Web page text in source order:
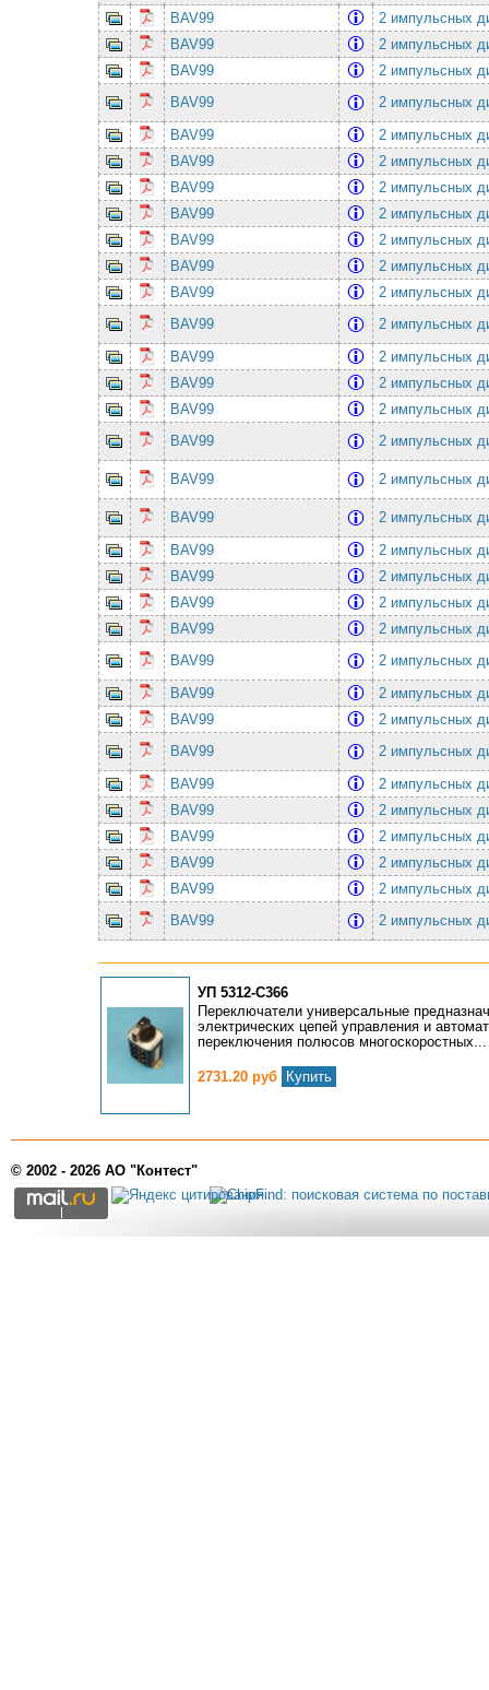
BAV99
2 импульсных
BAV99
2 импульсных
BAV99
2 импульсных
BAV99
2 импульсных
BAV99
2 импульсных
BAV99
2 импульсных
BAV99
2 импульсных
BAV99
2 импульсных
BAV99
2 импульсных
BAV99
2 импульсных
BAV99
2 импульсных
BAV99
2 импульсных
BAV99
2 импульсных
BAV99
2 импульсных
BAV99
2 импульсных
BAV99
2 импульсных
BAV99 2 импульсных
BAV99
2 импульсных
BAV99
2 импульсных
BAV99
2 импульсных
BAV99
2 импульсных
BAV99
2 импульсных
BAV99
2 импульсных
BAV99
2 импульсных
BAV99
2 импульсных
BAV99
2 импульсных
BAV99
2 импульсных
BAV99
2 импульсных
BAV99
2 импульсных
BAV99
2 импульсных
BAV99
2 импульсных
BAV99
2 импульсных
УП 5312-С366
Переключатели универсальные
электрических цепей управления и
переключения полюсов многоскоростных...
2731.20 руб Купить
© 2002 - 2026 АО "Контест"